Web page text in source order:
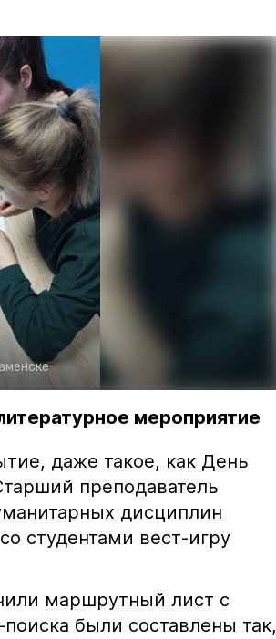
мероприятие
даже такое, как День
преподаватель
дисциплин
студентами вест-игру
маршрутный лист с
были составлены так,